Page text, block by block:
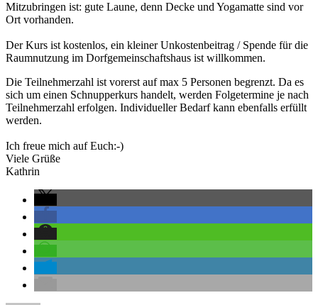
Mitzubringen ist: gute Laune, denn Decke und Yogamatte sind vor
Ort vorhanden.
Der Kurs ist kostenlos, ein kleiner Unkostenbeitrag / Spende für die
Raumnutzung im Dorfgemeinschaftshaus ist willkommen.
Die Teilnehmerzahl ist vorerst auf max 5 Personen begrenzt. Da es
sich um einen Schnupperkurs handelt, werden Folgetermine je nach
Teilnehmerzahl erfolgen. Individueller Bedarf kann ebenfalls erfüllt
werden.
Ich freue mich auf Euch:-)
Viele Grüße
Kathrin